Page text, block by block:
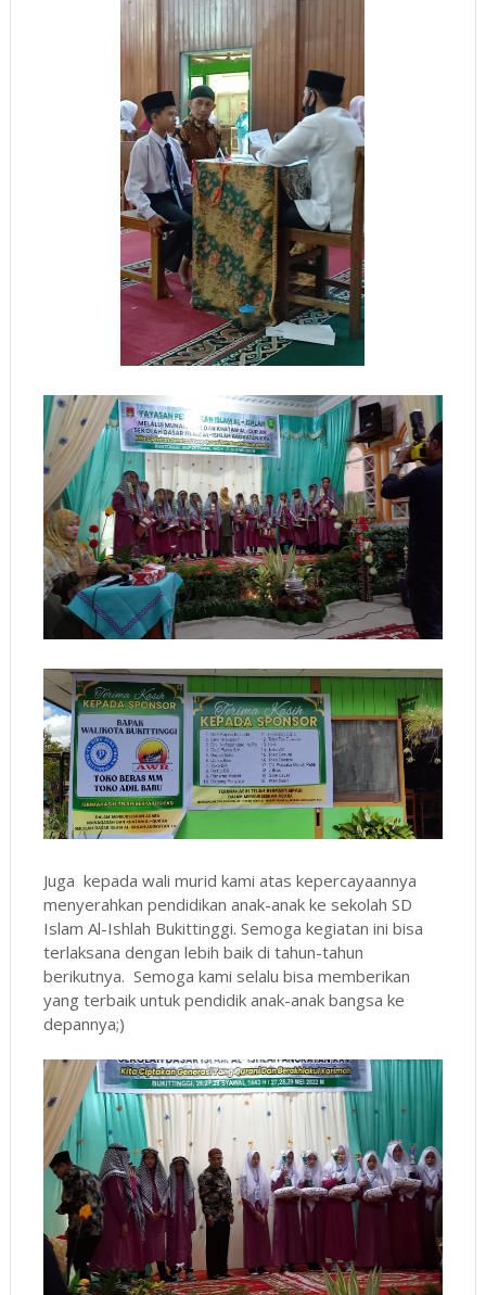
Juga kepada wali murid kami atas kepercayaannya
menyerahkan pendidikan anak-anak ke sekolah SD
Islam Al-Ishlah Bukittinggi. Semoga kegiatan ini bisa
terlaksana dengan lebih baik di tahun-tahun
berikutnya. Semoga kami selalu bisa memberikan
yang terbaik untuk pendidik anak-anak bangsa ke
depannya;)